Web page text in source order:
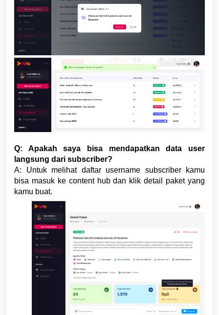
Q: Apakah saya bisa mendapatkan data user
langsung dari subscriber?
A: Untuk melihat daftar username subscriber kamu
bisa masuk ke content hub dan klik detail paket yang
kamu buat.